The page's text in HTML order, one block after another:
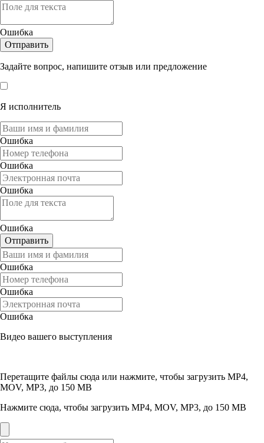
Ошибка
Отправить
Задайте вопрос, напишите отзыв или предложение
Я исполнитель
Ошибка
Ошибка
Ошибка
Ошибка
Отправить
Ошибка
Ошибка
Ошибка
Видео вашего выступления
Перетащите файлы сюда или нажмите, чтобы загрузить MP4,
MOV, MP3, до 150 MB
Нажмите сюда, чтобы загрузить MP4, MOV, MP3, до 150 MB